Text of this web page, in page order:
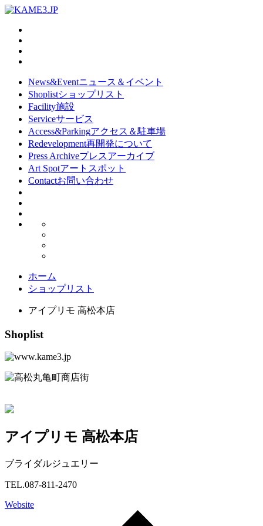
News&Eventニュース＆イベント
Shoplistショップリスト
Facility施設
Serviceサービス
Access&Parkingアクセス＆駐車場
Redevelopment再開発について
Press Archiveプレスアーカイブ
Art Spotアートスポット
Contactお問い合わせ
ホーム
ショップリスト
アイプリモ 高松本店
Shoplist
アイプリモ 高松本店
ブライダルジュエリー
TEL.087-811-2470
Website